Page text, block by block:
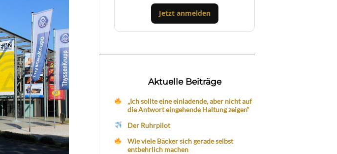
Jetzt anmelden
Aktuelle Beiträge
„Ich sollte eine einladende, aber nicht auf
die Antwort eingehende Haltung zeigen“
Der Ruhrpilot
Wie viele Bäcker sich gerade selbst
entbehrlich machen